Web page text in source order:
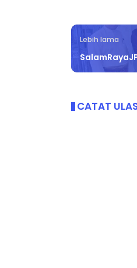
Lebih lama
CATAT